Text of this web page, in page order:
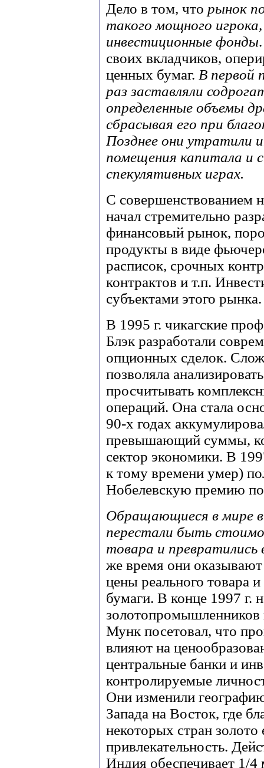
Дело в том, что рынок
такого мощного
инвестиционные фонды
своих вкладчиков,
ценных бумаг. В первой
раз заставляли
определенные объемы
сбрасывая его при
Позднее они утратили
помещения капитала и
спекулятивных играх.
С совершенствованием
начал стремительно
финансовый рынок,
продукты в виде
расписок, срочных
контрактов и т.п.
субъектами этого рынка.
В 1995 г. чикагские
Блэк разработали
опционных сделок.
позволяла
просчитывать
операций. Она стала
90-х годах
превышающий суммы,
сектор экономики. В
к тому времени умер)
Нобелевскую премию
Обращающиеся в мире
перестали быть
товара и
же время они оказывают
цены реального товара
бумаги. В конце 1997 г.
золотопромышленников
Мунк посетовал, что
влияют на
центральные банки и
контролируемые
Они изменили
Запада на Восток, где
некоторых стран
привлекательность.
Индия обеспечивает 1/4